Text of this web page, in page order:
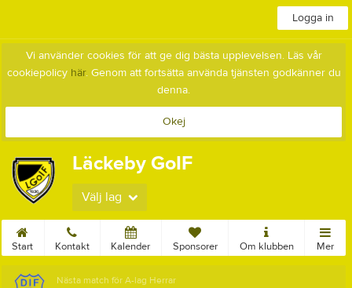
Logga in
Vi använder cookies för att ge dig bästa upplevelsen. Läs vår
cookiepolicy här. Genom att fortsätta använda tjänsten godkänner du
denna.
Okej
Läckeby GoIF
Välj lag
Start Kontakt Kalender Sponsorer Om klubben Mer
Nästa match för A-lag Herrar